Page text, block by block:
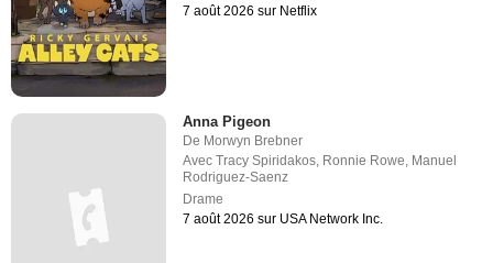
7 août 2026 sur Netflix
Anna Pigeon
De Morwyn Brebner
AvecTracy Spiridakos, Ronnie Rowe, Manuel
Rodriguez-Saenz
Drame
7 août 2026 sur USA Network Inc.